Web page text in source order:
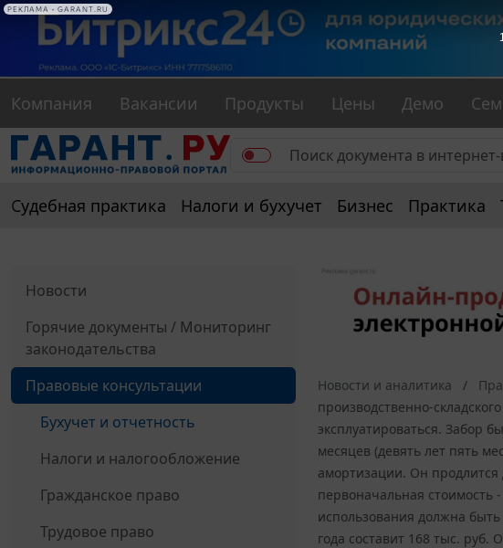
Компания Вакансии Продукты Цены Демо
Судебная практика Налоги и бухучет Бизнес Практика
Новости
Горячие документы / Мониторинг
законодательства
Правовые консультации
Бухучет и отчетность
Налоги и налогообложение
Гражданское право
Трудовое право
Новости и аналитика
производственно-
эксплуатироваться. Забор
месяцев (девять лет пять
амортизации. Он продлится
первоначальная стоимость
использования должна
года составит 168 тыс. руб.
РЕКЛАМА • GARANT.RU